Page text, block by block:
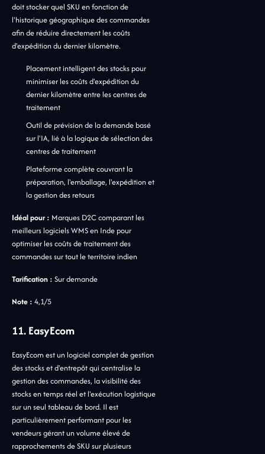
doit stocker quel SKU en fonction de
l'historique géographique des commandes
afin de réduire directement les coûts
d'expédition du dernier kilomètre.
Placement intelligent des stocks pour
minimiser les coûts d'expédition du
dernier kilomètre entre les centres de
traitement
Outil de prévision de la demande basé
sur l'IA, lié à la logique de sélection des
centres de traitement
Plateforme complète couvrant la
préparation, l'emballage, l'expédition et
la gestion des retours
Idéal pour : Marques D2C comparant les
meilleurs logiciels WMS en Inde pour
optimiser les coûts de traitement des
commandes sur tout le territoire indien
Tarification : Sur demande
Note : 4,1/5
11. EasyEcom
EasyEcom est un logiciel complet de gestion
des stocks et d'entrepôt qui centralise la
gestion des commandes, la visibilité des
stocks en temps réel et l'exécution logistique
sur un seul tableau de bord. Il est
particulièrement performant pour les
vendeurs gérant un volume élevé de
rapprochements de SKU sur plusieurs